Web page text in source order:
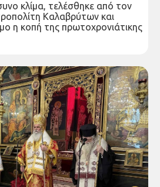
κλίμα, τελέσθηκε από τον
Καλαβρύτων και
η κοπή της πρωτοχρονιάτικης